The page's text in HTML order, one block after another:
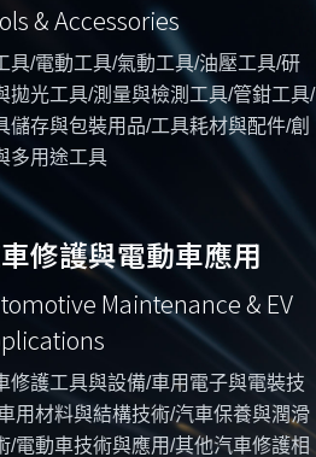
& Accessories
具/電動工具/氣動工具/油壓工具/研
拋光工具/測量與檢測工具/管鉗工具/
儲存與包裝用品/工具耗材與配件/創
多用途工具
修護與電動車應用
Maintenance & EV
修護工具與設備/車用電子與電裝技
用材料與結構技術/汽車保養與潤滑
/電動車技術與應用/其他汽車修護相